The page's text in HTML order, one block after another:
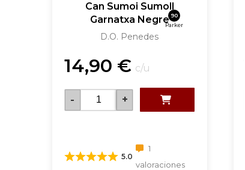
Can Sumoi Sumoll
Garnatxa Negre
D.O. Penedes
90
Parker
14,90 € c/u
- +
5.0
1
valoraciones